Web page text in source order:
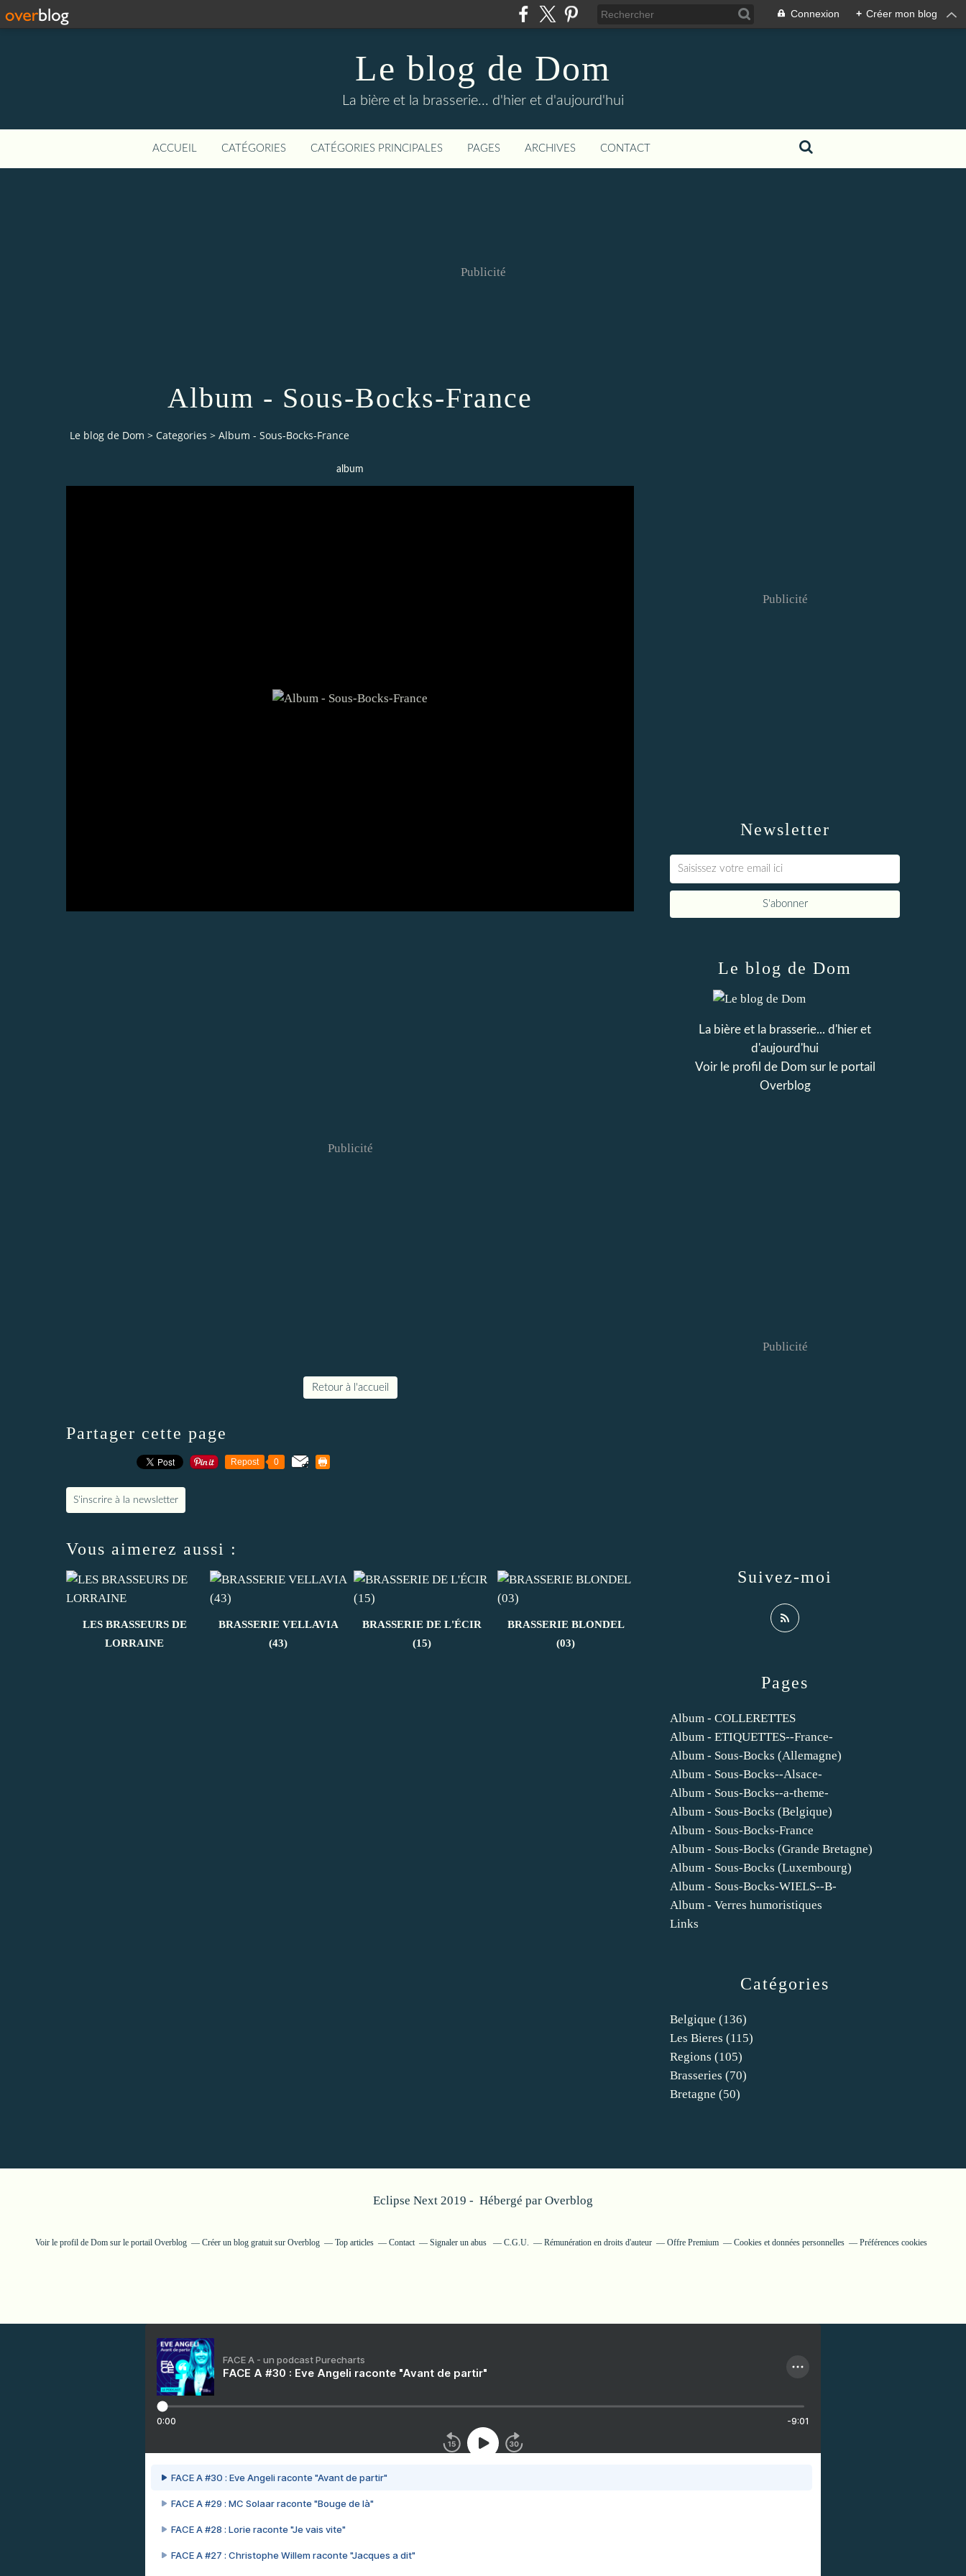
Connexion + Créer mon blog
Le blog de Dom
La bière et la brasserie... d'hier et d'aujourd'hui
ACCUEIL CATÉGORIES CATÉGORIES PRINCIPALES PAGES ARCHIVES CONTACT
Publicité
Album - Sous-Bocks-France
Le blog de Dom > Categories > Album - Sous-Bocks-France
album
Publicité
Retour à l'accueil
Partager cette page
Repost 0
S'inscrire à la newsletter
Vous aimerez aussi :
LES BRASSEURS DE
LORRAINE
BRASSERIE VELLAVIA
(43)
BRASSERIE DE L'ÉCIR
(15)
BRASSERIE BLONDEL
(03)
Newsletter
Publicité
Catégories
Belgique (136)
Les Bieres (115)
Regions (105)
Brasseries (70)
Bretagne (50)
Pages
Album - COLLERETTES
Album - ETIQUETTES--France-
Album - Sous-Bocks (Allemagne)
Album - Sous-Bocks--Alsace-
Album - Sous-Bocks--a-theme-
Album - Sous-Bocks (Belgique)
Album - Sous-Bocks-France
Album - Sous-Bocks (Grande Bretagne)
Album - Sous-Bocks (Luxembourg)
Album - Sous-Bocks-WIELS--B-
Album - Verres humoristiques
Links
Le blog de Dom
La bière et la brasserie... d'hier et
d'aujourd'hui
Voir le profil de Dom sur le portail
Overblog
Suivez-moi
Publicité
Eclipse Next 2019 - Hébergé par Overblog
Voir le profil de Domsur le portail Overblog Créer un blog gratuit sur Overblog Top articles Contact Signaler un abus C.G.U. Rémunération en droits d'auteur Offre Premium Cookies et données personnelles Préférences cookies
FACE A - un podcast Purecharts
FACE A #30 : Eve Angeli raconte "Avant de partir"
0:00 -9:01
FACE A #30 : Eve Angeli raconte "Avant de partir"
FACE A #29 : MC Solaar raconte "Bouge de là"
FACE A #28 : Lorie raconte "Je vais vite"
FACE A #27 : Christophe Willem raconte "Jacques a dit"